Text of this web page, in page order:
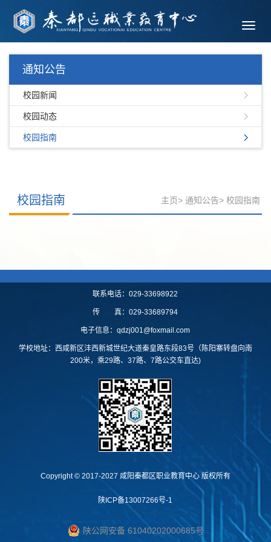
通知公告
校园新闻
校园动态
校园指南
校园指南 主页> 通知公告> 校园指南
联系电话：029-33698922
传 真：029-33689794
电子信息：qdzj001@foxmail.com
学校地址：西咸新区沣西新城世纪大道秦皇路东段83号（陈阳寨转盘向南
200米，乘29路、37路、7路公交车直达)
Copyright © 2017-2027 咸阳秦都区职业教育中心 版权所有
陕ICP备13007266号-1
陕公网安备 61040202000685号